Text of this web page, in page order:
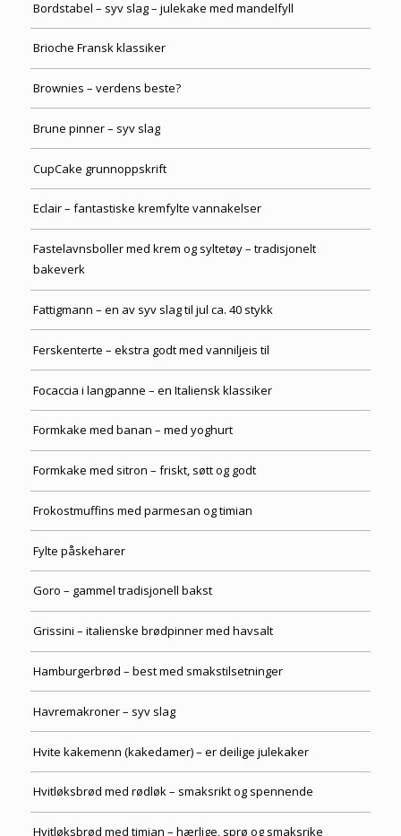
Bordstabel – syv slag – julekake med mandelfyll
Brioche Fransk klassiker
Brownies – verdens beste?
Brune pinner – syv slag
CupCake grunnoppskrift
Eclair – fantastiske kremfylte vannakelser
Fastelavnsboller med krem og syltetøy – tradisjonelt
bakeverk
Fattigmann – en av syv slag til jul ca. 40 stykk
Ferskenterte – ekstra godt med vanniljeis til
Focaccia i langpanne – en Italiensk klassiker
Formkake med banan – med yoghurt
Formkake med sitron – friskt, søtt og godt
Frokostmuffins med parmesan og timian
Fylte påskeharer
Goro – gammel tradisjonell bakst
Grissini – italienske brødpinner med havsalt
Hamburgerbrød – best med smakstilsetninger
Havremakroner – syv slag
Hvite kakemenn (kakedamer) – er deilige julekaker
Hvitløksbrød med rødløk – smaksrikt og spennende
Hvitløksbrød med timian – hærlige, sprø og smaksrike